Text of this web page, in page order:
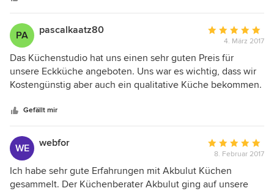
PA pascalkaatz80
Bewertung:
5
von
5
4. März 2017
Das Küchenstudio hat uns einen sehr guten Preis für
unsere Eckküche angeboten. Uns war es wichtig, dass wir
Kostengünstig aber auch ein qualitative Küche bekommen.
Bedürfnisse eingegangen. Ich kann das Küchenstudio
empfehlen. Eine sehr gute Alternative zu den großen
Studios. Pascal
Gefällt mir
WE webfor
Bewertung:
5
von
8. Februar 2017
Ich habe sehr gute Erfahrungen mit Akbulut Küchen
gesammelt. Der Küchenberater Akbulut ging auf unsere